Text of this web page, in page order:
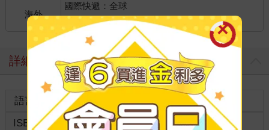
海外
國際快遞：全球
港澳店取：
詳細資料
語言 中文繁體 裝訂
紙本平裝
ISBN
4717702096991 分級 普通級